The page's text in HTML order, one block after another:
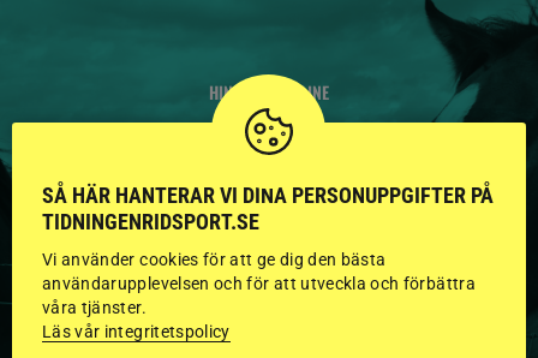
HINGSTAR ONLINE
GODKÄNDA HINGSTAR I
FLERA KATEGORIER MED
BILDER OCH FAKTA
VISA ALLA HINGSTAR
SÅ HÄR HANTERAR VI DINA PERSONUPPGIFTER PÅ
TIDNINGENRIDSPORT.SE
Vi använder cookies för att ge dig den bästa
användarupplevelsen och för att utveckla och förbättra
våra tjänster.
Läs vår integritetspolicy